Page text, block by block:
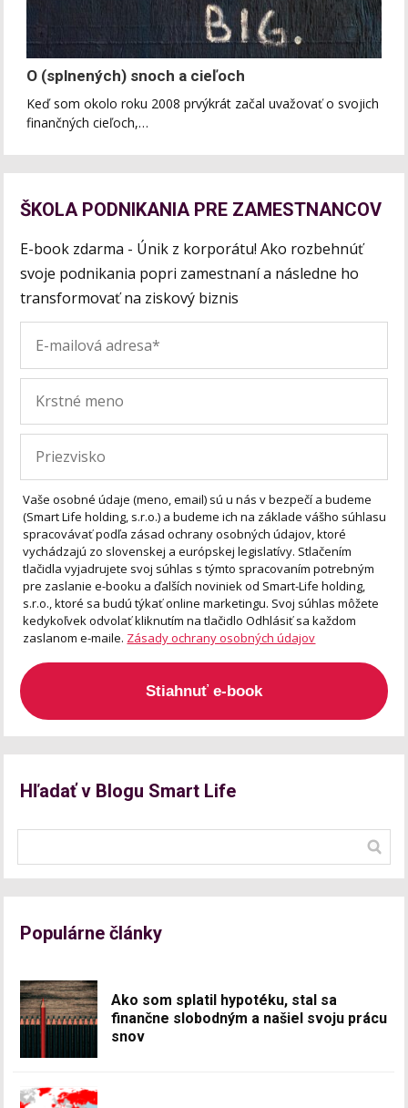
O (splnených) snoch a cieľoch
Keď som okolo roku 2008 prvýkrát začal uvažovať o svojich
finančných cieľoch,…
ŠKOLA PODNIKANIA PRE ZAMESTNANCOV
E-book zdarma - Únik z korporátu! Ako rozbehnúť
svoje podnikania popri zamestnaní a následne ho
transformovať na ziskový biznis
Vaše osobné údaje (meno, email) sú u nás v bezpečí a budeme
(Smart Life holding, s.r.o.) a budeme ich na základe vášho súhlasu
spracovávať podľa zásad ochrany osobných údajov, ktoré
vychádzajú zo slovenskej a európskej legislatívy. Stlačením
tlačidla vyjadrujete svoj súhlas s týmto spracovaním potrebným
pre zaslanie e-booku a ďalších noviniek od Smart-Life holding,
s.r.o., ktoré sa budú týkať online marketingu. Svoj súhlas môžete
kedykoľvek odvolať kliknutím na tlačidlo Odhlásiť sa každom
zaslanom e-maile. Zásady ochrany osobných údajov
Stiahnuť e-book
Hľadať v Blogu Smart Life
Populárne články
Ako som splatil hypotéku, stal sa
finančne slobodným a našiel svoju prácu
snov